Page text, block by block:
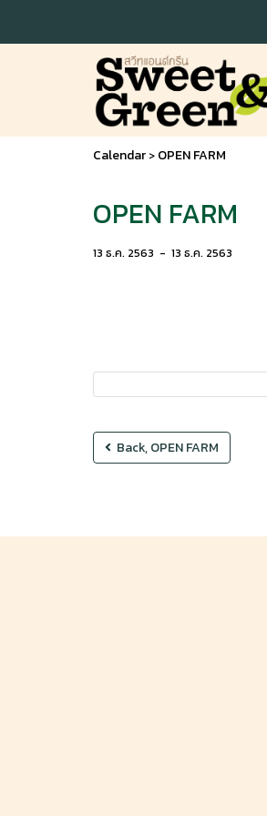
Calendar > OPEN FARM
OPEN FARM
13 ธ.ค. 2563 - 13 ธ.ค. 2563
Back, OPEN FARM